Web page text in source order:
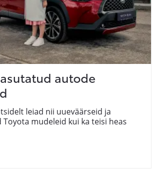
autode
leiad nii uueväärseid ja
mudeleid kui ka teisi heas